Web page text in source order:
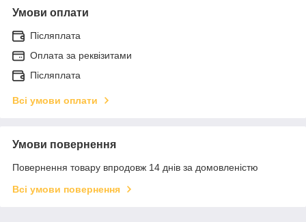
Умови оплати
Післяплата
Оплата за реквізитами
Післяплата
Всі умови оплати
Умови повернення
Повернення товару впродовж 14 днів за домовленістю
Всі умови повернення